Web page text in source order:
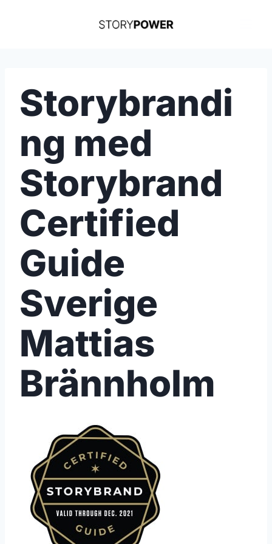
Storybrandi
ng med
Storybrand
Certified
Guide
Sverige
Mattias
Brännholm